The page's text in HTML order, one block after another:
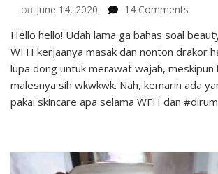
on June 14, 2020 14 Comments
WFH
–
AM
Hello hello! Udah lama ga bahas soal
WFH kerjaanya masak dan nonton drakor
lupa dong untuk merawat wajah, meskipun
malesnya sih wkwkwk. Nah, kemarin ada
pakai skincare apa selama WFH dan